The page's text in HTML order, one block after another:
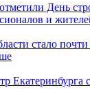
День
и
стало
Екатеринбурга